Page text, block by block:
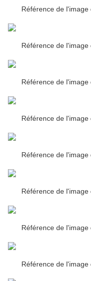
Référence de
Référence de
Référence de
Référence de
Référence de
Référence de
Référence de
Référence de